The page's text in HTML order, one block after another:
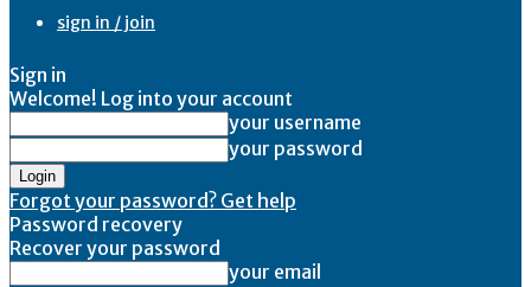
sign in / join
Sign in
Welcome! Log into your account
your username
your password
Forgot your password? Get help
Password recovery
Recover your password
your email